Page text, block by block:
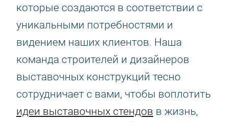
которые создаются в соответствии с
уникальными потребностями и
видением наших клиентов. Наша
команда строителей и дизайнеров
выставочных конструкций тесно
сотрудничает с вами, чтобы воплотить
идеи выставочных стендов в жизнь,